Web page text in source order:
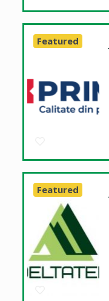
Featured
Featured